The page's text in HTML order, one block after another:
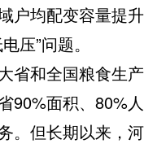
户均配变容量提升
压”问题。
和全国粮食生产
90%面积、80%人
。但长期以来，河